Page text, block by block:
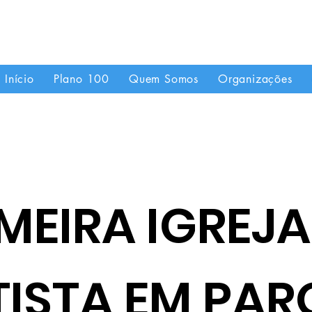
Início Plano 100 Quem Somos Organizações
IGREJA